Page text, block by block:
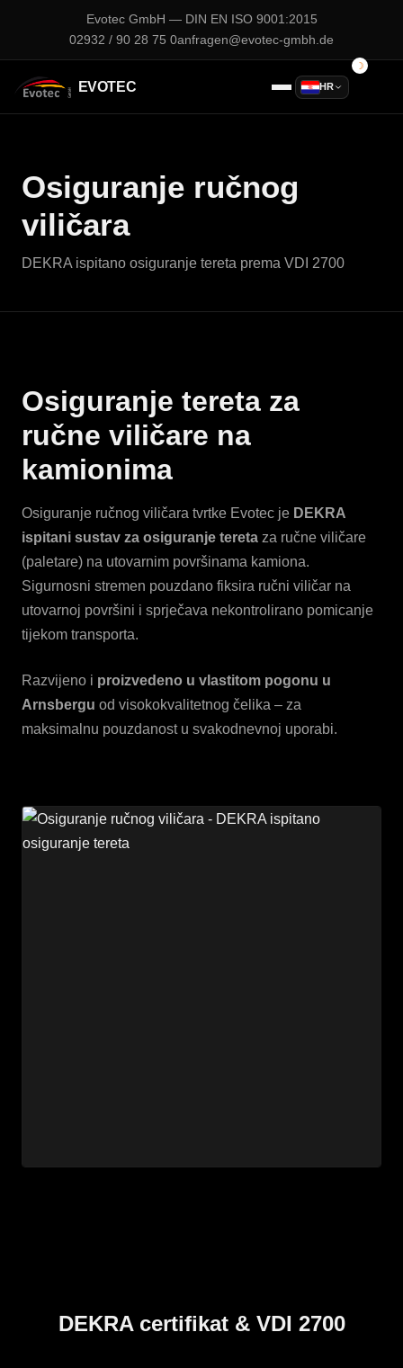
Evotec GmbH — DIN EN ISO 9001:2015
02932 / 90 28 75 0anfragen@evotec-gmbh.de
EVOTEC HR
Osiguranje ručnog
viličara
DEKRA ispitano osiguranje tereta prema VDI 2700
Osiguranje tereta za
ručne viličare na
kamionima
Osiguranje ručnog viličara tvrtke Evotec je DEKRA
ispitani sustav za osiguranje tereta za ručne viličare
(paletare) na utovarnim površinama kamiona.
Sigurnosni stremen pouzdano fiksira ručni viličar na
utovarnoj površini i sprječava nekontrolirano pomicanje
tijekom transporta.
Razvijeno i proizvedeno u vlastitom pogonu u
Arnsbergu od visokokvalitetnog čelika – za
maksimalnu pouzdanost u svakodnevnoj uporabi.
DEKRA certifikat & VDI 2700